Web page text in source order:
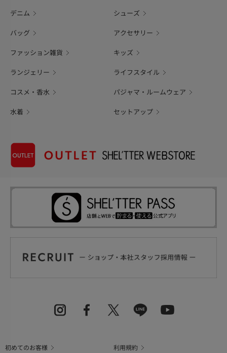
デニム シューズ
バッグ アクセサリー
ファッション雑貨 キッズ
ランジェリー ライフスタイル
コスメ・香水 パジャマ・ルームウェア
水着 セットアップ
初めてのお客様
利用規約